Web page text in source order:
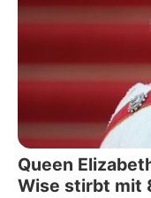
Queen
Wise stirbt mit